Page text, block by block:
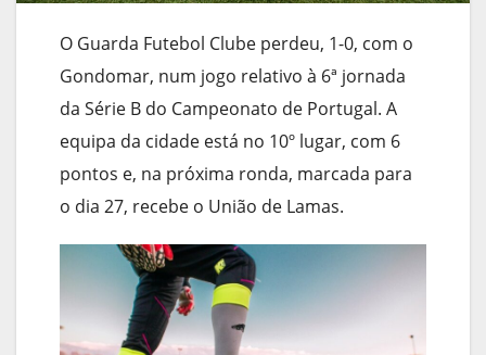
O Guarda Futebol Clube perdeu, 1-0, com o
Gondomar, num jogo relativo à 6ª jornada
da Série B do Campeonato de Portugal. A
equipa da cidade está no 10º lugar, com 6
pontos e, na próxima ronda, marcada para
o dia 27, recebe o União de Lamas.